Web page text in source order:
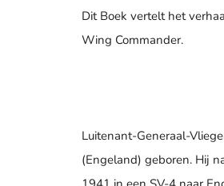
Dit Boek vertelt het
Wing Commander.
Luitenant-Generaal-
(Engeland) geboren. Hij